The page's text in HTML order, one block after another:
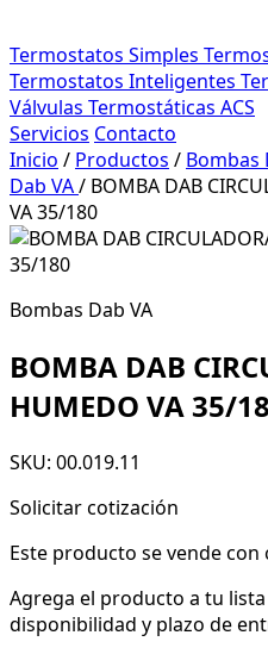
Termostatos Simples
Termostatos Inteligentes
Válvulas Termostáticas ACS
Servicios Contacto
Inicio / Productos / Bombas
Dab VA/ BOMBA DAB
VA 35/180
Bombas Dab VA
BOMBA DAB
HUMEDO VA 35/
SKU: 00.019.11
Solicitar cotización
Este producto se vende
Agrega el producto a tu
disponibilidad y plazo de